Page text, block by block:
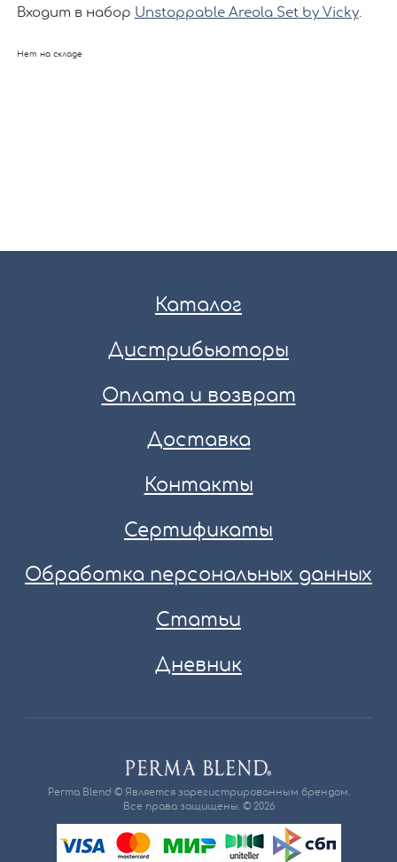
Входит в набор Unstoppable Areola Set by Vicky.
Нет на складе
Каталог
Дистрибьюторы
Оплата и возврат
Доставка
Контакты
Сертификаты
Обработка персональных данных
Статьи
Дневник
Perma Blend © Является зарегистрированным брендом.
Все права защищены. © 2026